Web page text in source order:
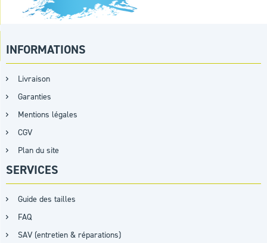
INFORMATIONS
Livraison
Garanties
Mentions légales
CGV
Plan du site
SERVICES
Guide des tailles
FAQ
SAV (entretien & réparations)